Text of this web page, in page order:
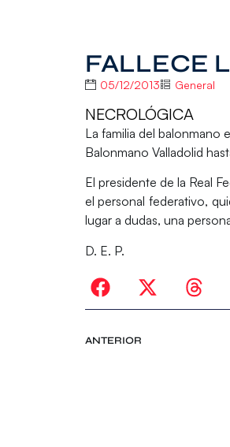
FALLECE
05/12/2013 General
NECROLÓGICA
La familia del balonmano
Balonmano Valladolid
El presidente de la Real
el personal federativo,
lugar a dudas, una
D. E. P.
ANTERIOR